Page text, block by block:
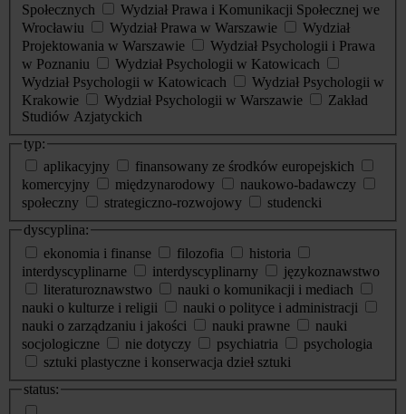
Społecznych
Wydział Prawa i Komunikacji Społecznej we
Wrocławiu
Wydział Prawa w Warszawie
Wydział
Projektowania w Warszawie
Wydział Psychologii i Prawa
w Poznaniu
Wydział Psychologii w Katowicach
Wydział Psychologii w Katowicach
Wydział Psychologii w
Krakowie
Wydział Psychologii w Warszawie
Zakład
Studiów Azjatyckich
typ:
aplikacyjny
finansowany ze środków europejskich
komercyjny
międzynarodowy
naukowo-badawczy
społeczny
strategiczno-rozwojowy
studencki
dyscyplina:
ekonomia i finanse
filozofia
historia
interdyscyplinarne
interdyscyplinarny
językoznawstwo
literaturoznawstwo
nauki o komunikacji i mediach
nauki o kulturze i religii
nauki o polityce i administracji
nauki o zarządzaniu i jakości
nauki prawne
nauki
socjologiczne
nie dotyczy psychiatria
psychologia
sztuki plastyczne i konserwacja dzieł sztuki
status: